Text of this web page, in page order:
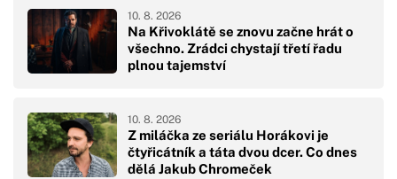
Na Křivoklátě se znovu začne hrát o
všechno. Zrádci chystají třetí řadu
plnou tajemství
10. 8. 2026
Z miláčka ze seriálu Horákovi je
čtyřicátník a táta dvou dcer. Co dnes
dělá Jakub Chromeček
10. 8. 2026